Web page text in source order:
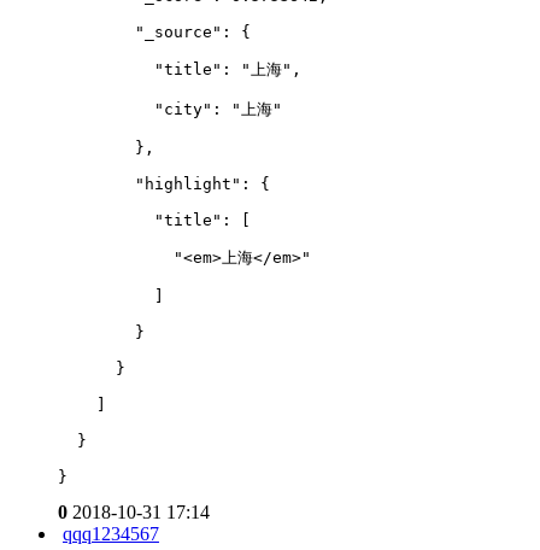
        "_source": {
          "title": "上海",
          "city": "上海"
        },
        "highlight": {
          "title":
[
            "<em>上海</em>"
          ]
        }
      }
    ]
  }
}
0 2018-10-31 17:14
qqq1234567